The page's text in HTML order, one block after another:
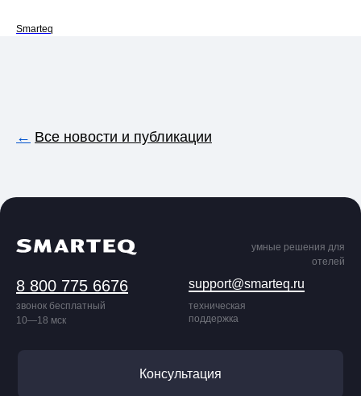
Smarteq
← Все новости и публикации
умные решения для
отелей
8 800 775 6676
звонок бесплатный
10—18 мск
support@smarteq.ru
техническая
поддержка
Консультация